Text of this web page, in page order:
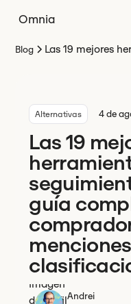
Omnia
Blog
Las 19 mejores
Alternativas 4 de
Las 19
guía
Andrei